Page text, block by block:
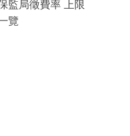
監局徵費率 上限
覽